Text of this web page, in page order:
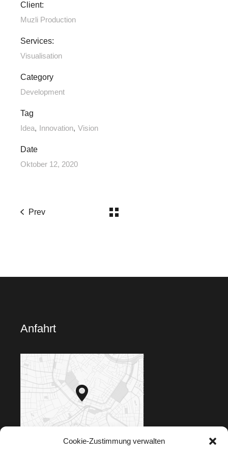
Cookie-Zustimmung verwalten
Client:
Muzli Production
Services:
Visualisation
Category
Development
Tag
Idea
Innovation Vision
Date
Oktober 12, 2020
Prev
Anfahrt
Klicken für Google Maps